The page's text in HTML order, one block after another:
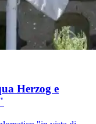
Herzog e